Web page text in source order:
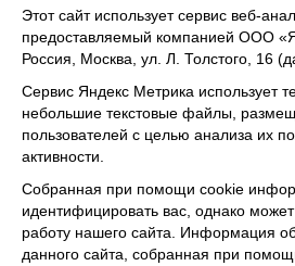
Этот сайт использует сервис веб-
предоставляемый компанией ООО
Россия, Москва, ул. Л. Толстого, 16
Сервис Яндекс Метрика использует
небольшие текстовые файлы,
пользователей с целью анализа их
активности.
Собранная при помощи cookie
идентифицировать вас, однако
работу нашего сайта. Информация
данного сайта, собранная при